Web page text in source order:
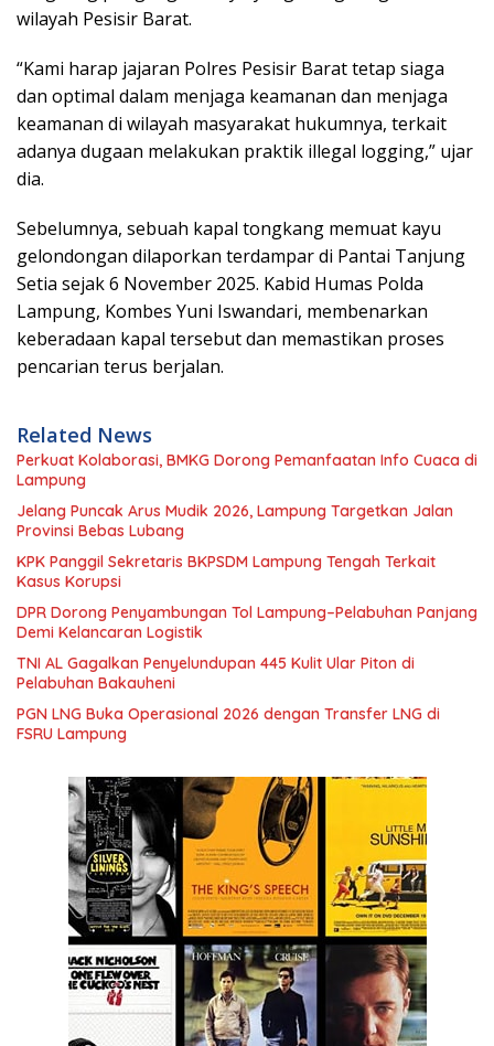
wilayah Pesisir Barat.
“Kami harap jajaran Polres Pesisir Barat tetap siaga
dan optimal dalam menjaga keamanan dan menjaga
keamanan di wilayah masyarakat hukumnya, terkait
adanya dugaan melakukan praktik illegal logging,” ujar
dia.
Sebelumnya, sebuah kapal tongkang memuat kayu
gelondongan dilaporkan terdampar di Pantai Tanjung
Setia sejak 6 November 2025. Kabid Humas Polda
Lampung, Kombes Yuni Iswandari, membenarkan
keberadaan kapal tersebut dan memastikan proses
pencarian terus berjalan.
Related News
Perkuat Kolaborasi, BMKG Dorong Pemanfaatan Info Cuaca di
Lampung
Jelang Puncak Arus Mudik 2026, Lampung Targetkan Jalan
Provinsi Bebas Lubang
KPK Panggil Sekretaris BKPSDM Lampung Tengah Terkait
Kasus Korupsi
DPR Dorong Penyambungan Tol Lampung–Pelabuhan Panjang
Demi Kelancaran Logistik
TNI AL Gagalkan Penyelundupan 445 Kulit Ular Piton di
Pelabuhan Bakauheni
PGN LNG Buka Operasional 2026 dengan Transfer LNG di
FSRU Lampung